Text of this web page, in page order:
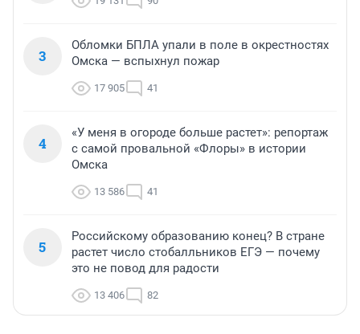
3
Обломки БПЛА упали в поле в окрестностях
Омска — вспыхнул пожар
17 905 41
4
«У меня в огороде больше растет»: репортаж
с самой провальной «Флоры» в истории
Омска
13 586 41
5
Российскому образованию конец? В стране
растет число стобалльников ЕГЭ — почему
это не повод для радости
13 406 82